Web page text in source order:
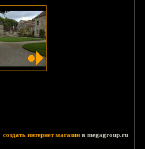
создать интернет магазин в megagroup.ru